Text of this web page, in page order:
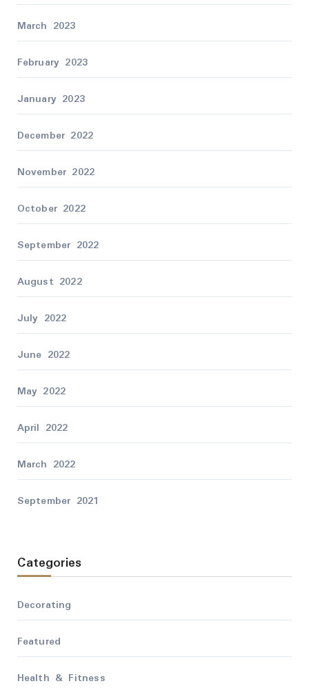
March 2023
February 2023
January 2023
December 2022
November 2022
October 2022
September 2022
August 2022
July 2022
June 2022
May 2022
April 2022
March 2022
September 2021
Categories
Decorating
Featured
Health & Fitness